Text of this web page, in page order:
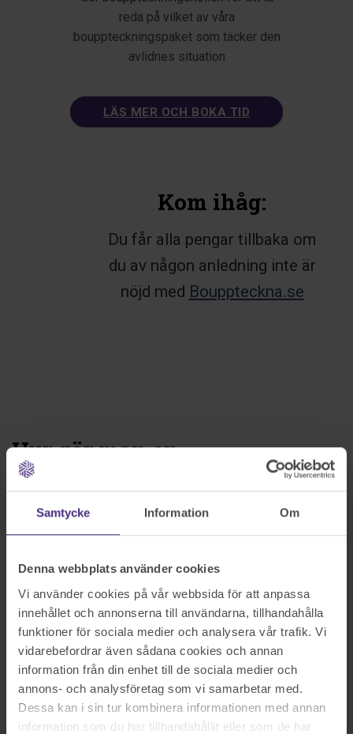
Samtycke Information Om
Denna webbplats använder cookies
Vi använder cookies på vår webbsida för att anpassa
innehållet och annonserna till användarna, tillhandahålla
funktioner för sociala medier och analysera vår trafik. Vi
vidarebefordrar även sådana cookies och annan
information från din enhet till de sociala medier och
annons- och analysföretag som vi samarbetar med.
Dessa kan i sin tur kombinera informationen med annan
information som du har tillhandahållit eller som de har
reda på vilket av våra
bouppteckningspaket som täcker den
avlidnes situation
LÄS MER OCH BOKA TID
Kom ihåg:
Du får alla pengar tillbaka om
du av någon anledning inte är
nöjd med Bouppteckna.se
Hur gör man en
bouppteckning online?
Börja med att plocka fram det underlag som
styrker den avlidnes och de efterlevandes
framför datorn och fyll i formuläret.
Tänk på att du inte behöver göra klart
bouppteckningen på en gång, allt du fyller i
sparas under din profil. Du kan enkelt
fortsätta med bouppteckningen vid ett
senare tillfälle.